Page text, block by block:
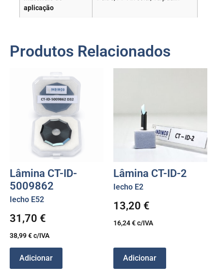
aplicação
Produtos Relacionados
Lâmina CT-ID-
5009862
Iecho E52
31,70 €
38,99€c/IVA
Adicionar
Lâmina CT-ID-2
Iecho E2
13,20 €
16,24€c/IVA
Adicionar